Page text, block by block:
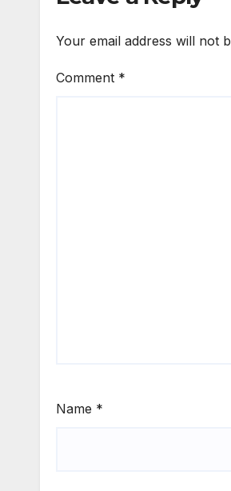
Your email address will not
Comment *
Name *